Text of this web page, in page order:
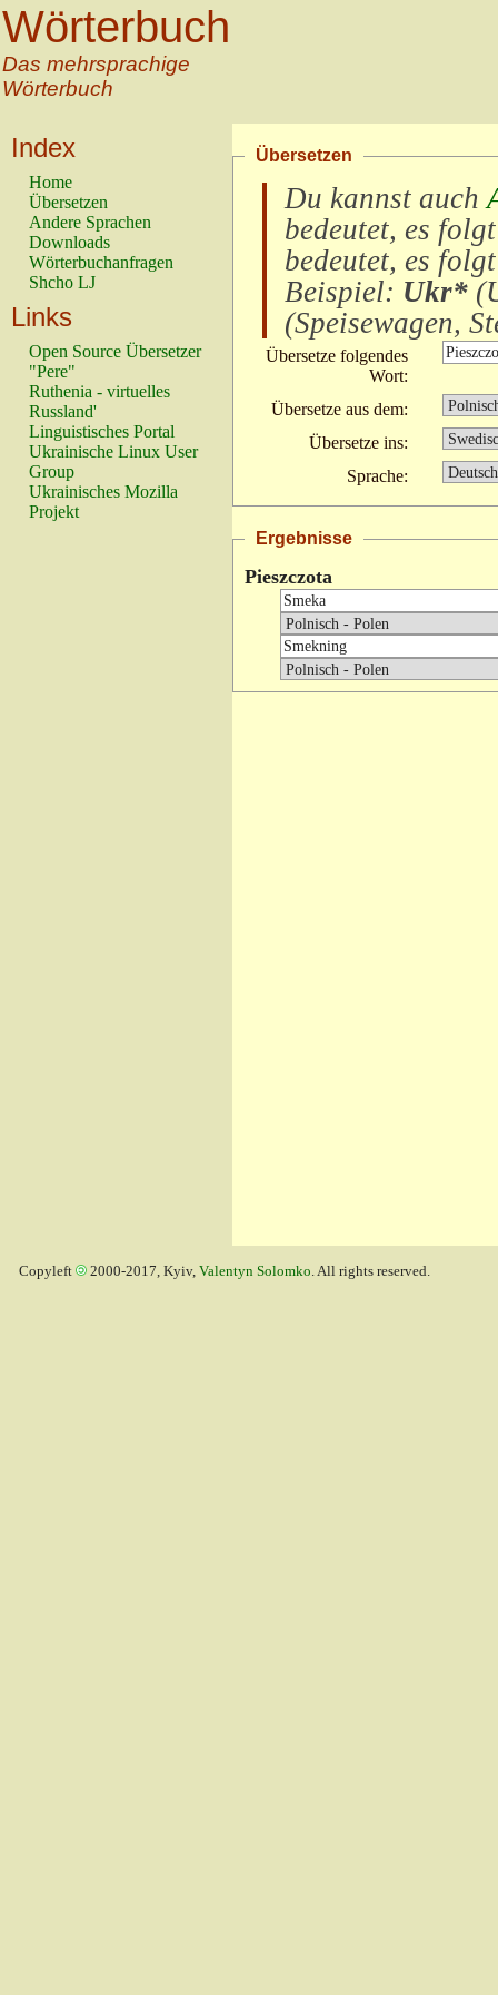
Wörterbuch
Das mehrsprachige
Wörterbuch
Index
Home
Übersetzen
Andere Sprachen
Downloads
Wörterbuchanfragen
Shcho LJ
Links
Open Source Übersetzer
"Pere"
Ruthenia - virtuelles
Russland'
Linguistisches Portal
Ukrainische Linux User
Group
Ukrainisches Mozilla
Projekt
Übersetzen
Du kannst auch
bedeutet, es
bedeutet, es
Beispiel: Ukr* (
(Speisewagen,
Übersetze folgendes
Wort:
Übersetze aus dem:
Übersetze ins:
Sprache:
Ergebnisse
Pieszczota
Copyleft 2000-2017, Kyiv, Valentyn Solomko. All rights reserved.